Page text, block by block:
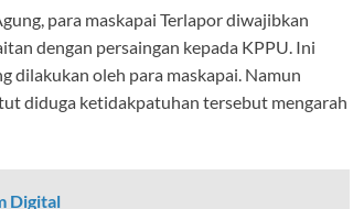
para maskapai Terlapor diwajibkan
dengan persaingan kepada KPPU. Ini
dilakukan oleh para maskapai. Namun
diduga ketidakpatuhan tersebut mengarah
Digital